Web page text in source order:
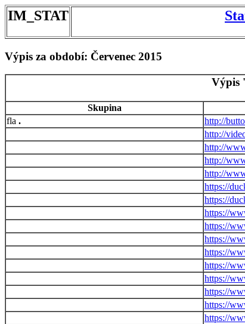
IM_STAT
Výpis za období: Červenec 2015
Výpis
Skupina
.
http://
http://
http://
http://
http://
https://
https://
https://
https://
https://
https://
https://
https://
https://
https://
https://